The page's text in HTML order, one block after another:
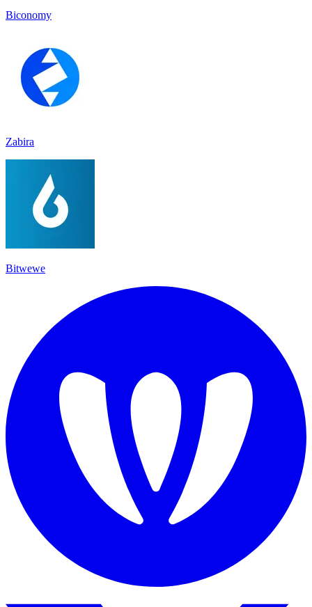
Biconomy
Zabira
Bitwewe